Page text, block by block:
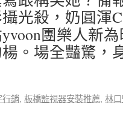
光殺，奶圓渾
團樂人新
。場全豔驚，
行銷, 板橋監視器安裝推薦, 林